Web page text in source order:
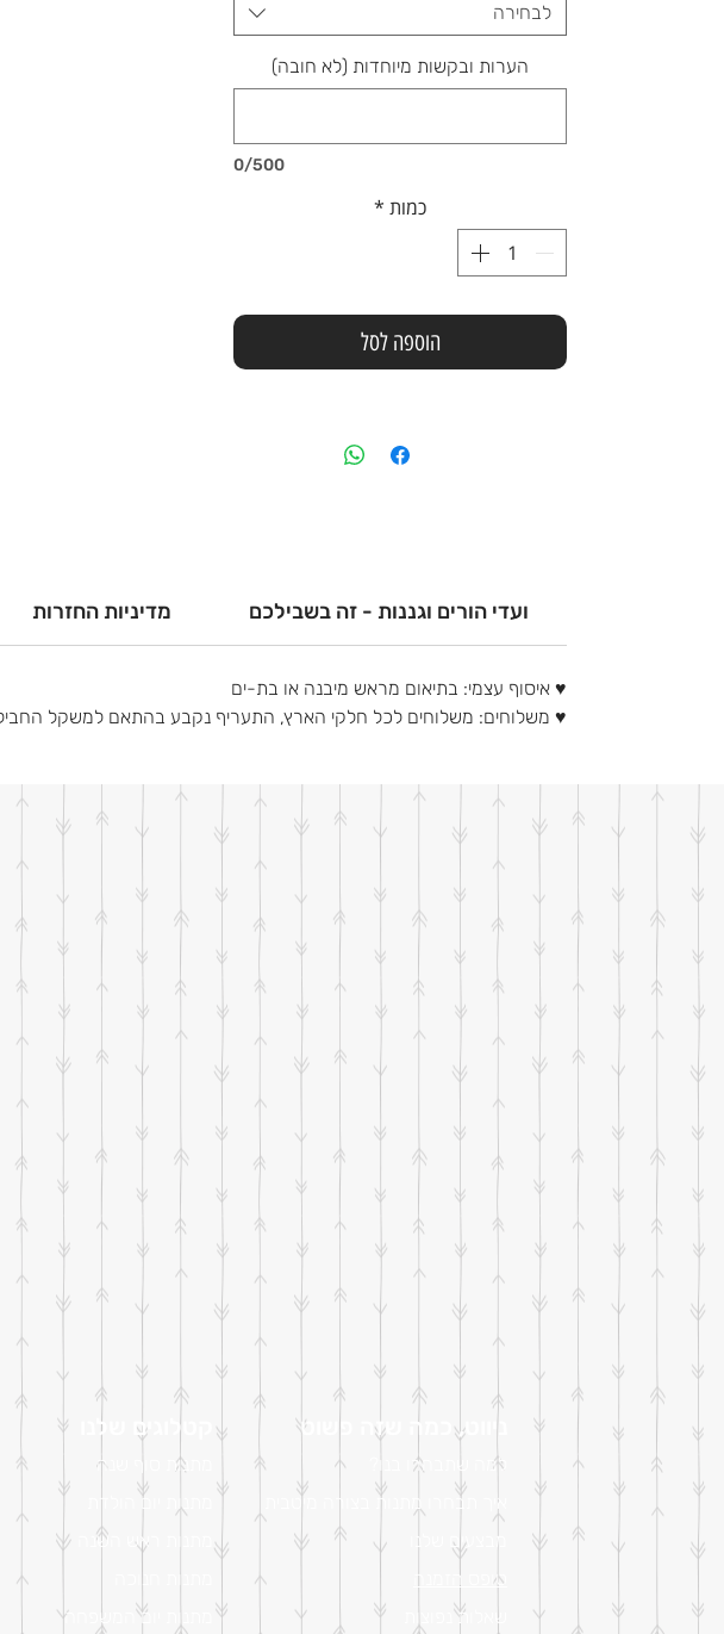
לבחירה
הערות ובקשות מיוחדות (לא חובה)
0/500
כמות *
הוספה לסל
מדיניות החזרות ועדי הורים וגננות - זה בשבילכם
♥ איסוף עצמי: בתיאום מראש מיבנה או בת-ים
♥ משלוחים: משלוחים לכל חלקי הארץ, התעריף נקבע בהתאם למשקל
קטלוגים שלנו
מתנות סוף שנה
מתנות יום הולדת
מתנות ראש השנה
מתנות יום המשפחה
ניווט, כמה שזה פשוט
למה שתבחרו בנו?
איך תבחרו מתנות בצורה מיטבית
מבצעים שלנו
טופס הזמנה
שאלות נפוצות